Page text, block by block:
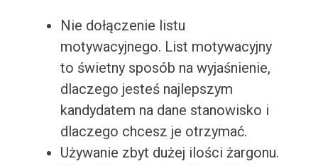
Nie dołączenie listu
motywacyjnego. List motywacyjny
to świetny sposób na wyjaśnienie,
dlaczego jesteś najlepszym
kandydatem na dane stanowisko i
dlaczego chcesz je otrzymać.
Używanie zbyt dużej ilości żargonu.